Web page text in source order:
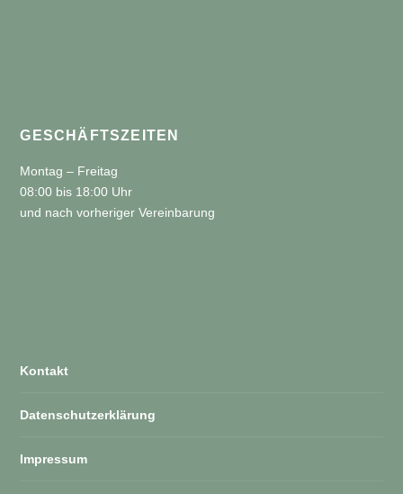
GESCHÄFTSZEITEN
Montag – Freitag
08:00 bis 18:00 Uhr
und nach vorheriger Vereinbarung
Kontakt
Datenschutzerklärung
Impressum